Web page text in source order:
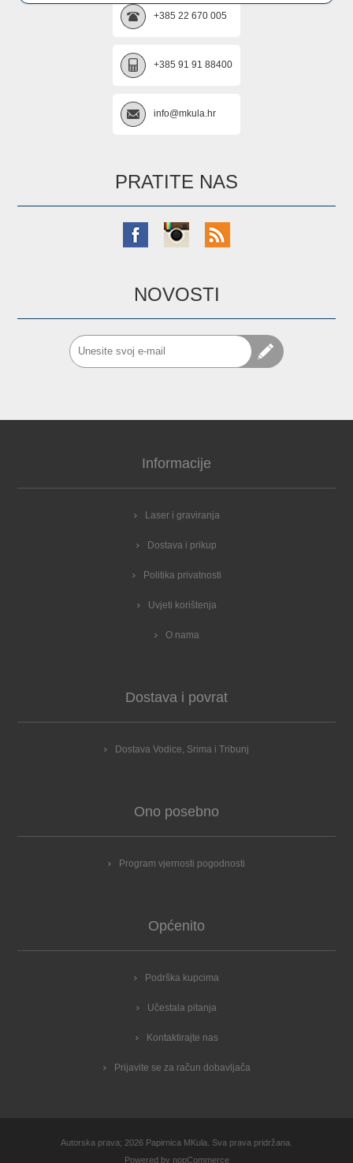
+385 22 670 005
+385 91 91 88400
info@mkula.hr
PRATITE NAS
NOVOSTI
Informacije
Laser i graviranja
Dostava i prikup
Politika privatnosti
Uvjeti korištenja
O nama
Dostava i povrat
Dostava Vodice, Srima i Tribunj
Ono posebno
Program vjernosti pogodnosti
Općenito
Podrška kupcima
Učestala pitanja
Kontaktirajte nas
Prijavite se za račun dobavljača
Autorska prava; 2026 Papirnica MKula. Sva prava pridržana.
Powered by nopCommerce